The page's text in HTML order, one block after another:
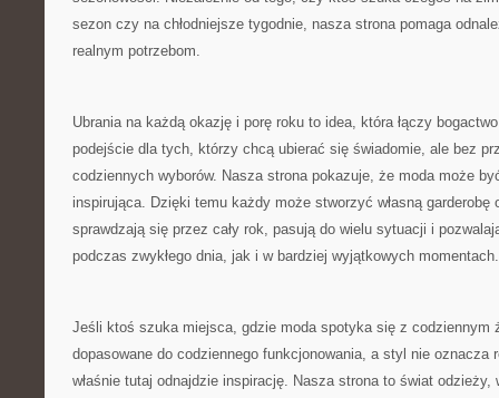
sezon czy na chłodniejsze tygodnie, nasza strona pomaga
realnym potrzebom.
Ubrania na każdą okazję i porę roku to idea, która łączy
podejście dla tych, którzy chcą ubierać się świadomie, ale bez
codziennych wyborów. Nasza strona pokazuje, że moda może
inspirująca. Dzięki temu każdy może stworzyć własną garderobę
sprawdzają się przez cały rok, pasują do wielu sytuacji i
podczas zwykłego dnia, jak i w bardziej wyjątkowych momentach.
Jeśli ktoś szuka miejsca, gdzie moda spotyka się z codziennym
dopasowane do codziennego funkcjonowania, a styl nie oznacza
właśnie tutaj odnajdzie inspirację. Nasza strona to świat odzieży,